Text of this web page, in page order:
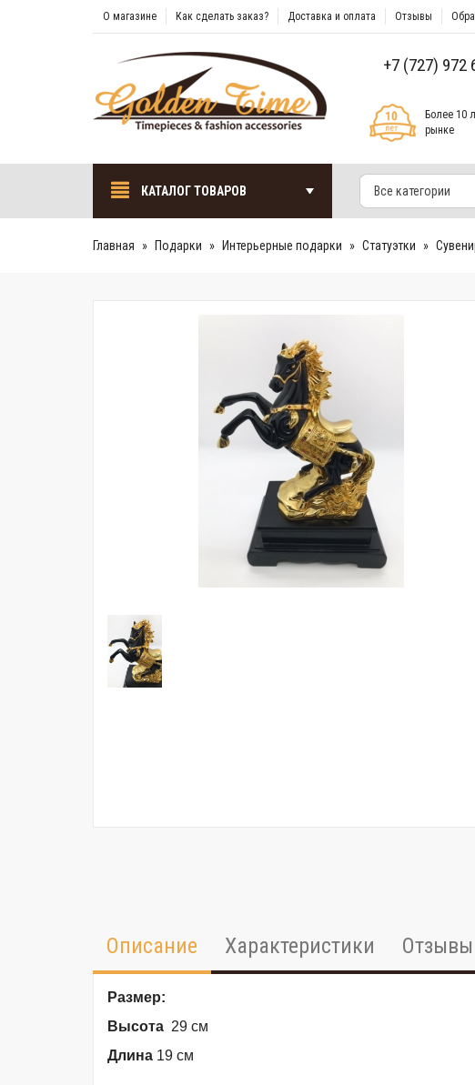
О магазине Как сделать заказ? Доставка и оплата Отзывы
+7 (727) 972
Более 10
рынке
КАТАЛОГ ТОВАРОВ Все категории
Главная Подарки Интерьерные подарки Cтатуэтки
Описание Характеристики Отзывы
Размер:
Высота 29 см
Длина 19 см